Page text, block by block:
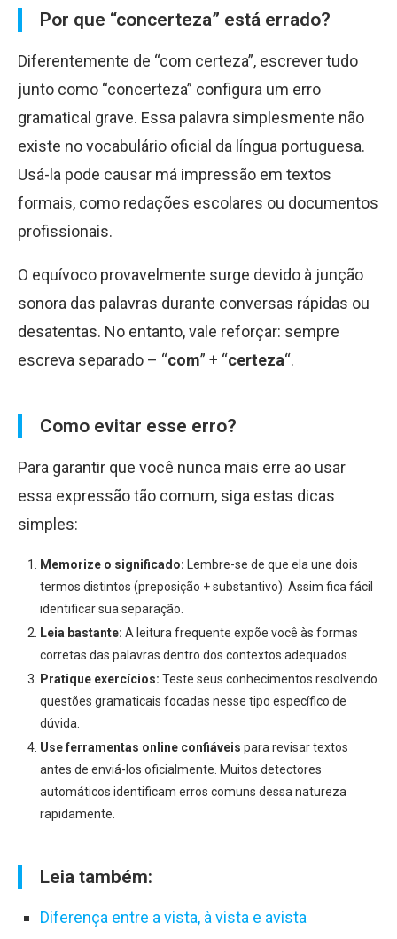
Por que “concerteza” está errado?
Diferentemente de “com certeza”, escrever tudo
junto como “concerteza” configura um erro
gramatical grave. Essa palavra simplesmente não
existe no vocabulário oficial da língua portuguesa.
Usá-la pode causar má impressão em textos
formais, como redações escolares ou documentos
profissionais.
O equívoco provavelmente surge devido à junção
sonora das palavras durante conversas rápidas ou
desatentas. No entanto, vale reforçar: sempre
escreva separado – “com” + “certeza“.
Como evitar esse erro?
Para garantir que você nunca mais erre ao usar
essa expressão tão comum, siga estas dicas
simples:
Memorize o significado: Lembre-se de que ela une dois
termos distintos (preposição + substantivo). Assim fica fácil
identificar sua separação.
Leia bastante: A leitura frequente expõe você às formas
corretas das palavras dentro dos contextos adequados.
Pratique exercícios: Teste seus conhecimentos resolvendo
questões gramaticais focadas nesse tipo específico de
dúvida.
Use ferramentas online confiáveis para revisar textos
antes de enviá-los oficialmente. Muitos detectores
automáticos identificam erros comuns dessa natureza
rapidamente.
Leia também:
Diferença entre a vista, à vista e avista